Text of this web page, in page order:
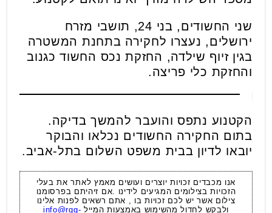
שני החשודים, בני 24, תושבי מזרח
ירושלים, נעצרו לחקירה בתחנת המשטרה
בגין זיוף שילדה, החזקת נכס החשוד כגנוב
והחזקת כלי פריצה.
הקטנוע נתפס והועבר להמשך בדיקה.
בתום החקירה החשודים נכלאו והבוקר
יובאו לדיון בבית משפט השלום בתל-אביב.
אנו מכבדים זכויות יוצרים ועושים מאמץ לאתר את בעלי
הזכויות בצילומים המגיעים לידינו .אם זיהיתם בפרסומנו
צילום אשר יש לכם זכויות בו , אתם רשאים לפנות אלינו
ולבקש לחדול מהשימוש באמצעות המייל info@rgg-